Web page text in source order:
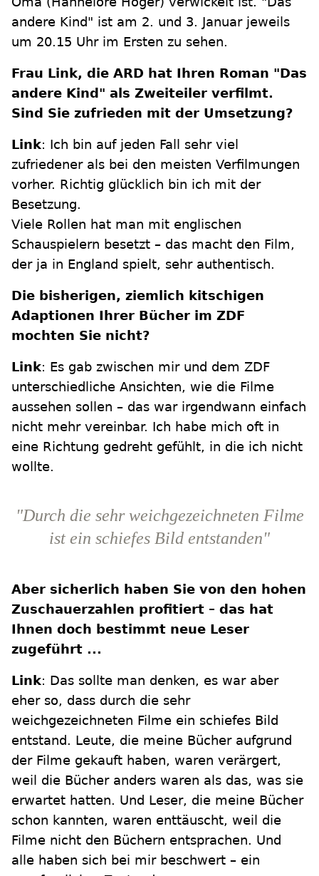
andere Kind" ist am 2. und 3. Januar jeweils
um 20.15 Uhr im Ersten zu sehen.
Frau Link, die ARD hat Ihren Roman "Das
andere Kind" als Zweiteiler verfilmt.
Sind Sie zufrieden mit der Umsetzung?
Link: Ich bin auf jeden Fall sehr viel
zufriedener als bei den meisten Verfilmungen
vorher. Richtig glücklich bin ich mit der
Besetzung.
Viele Rollen hat man mit englischen
Schauspielern besetzt – das macht den Film,
der ja in England spielt, sehr authentisch.
Die bisherigen, ziemlich kitschigen
Adaptionen Ihrer Bücher im ZDF
mochten Sie nicht?
Link: Es gab zwischen mir und dem ZDF
unterschiedliche Ansichten, wie die Filme
aussehen sollen – das war irgendwann einfach
nicht mehr vereinbar. Ich habe mich oft in
eine Richtung gedreht gefühlt, in die ich nicht
wollte.
"Durch die sehr weichgezeichneten Filme
ist ein schiefes Bild entstanden"
Aber sicherlich haben Sie von den hohen
Zuschauerzahlen profitiert – das hat
Ihnen doch bestimmt neue Leser
zugeführt ...
Link: Das sollte man denken, es war aber
eher so, dass durch die sehr
weichgezeichneten Filme ein schiefes Bild
entstand. Leute, die meine Bücher aufgrund
der Filme gekauft haben, waren verärgert,
weil die Bücher anders waren als das, was sie
erwartet hatten. Und Leser, die meine Bücher
schon kannten, waren enttäuscht, weil die
Filme nicht den Büchern entsprachen. Und
alle haben sich bei mir beschwert – ein